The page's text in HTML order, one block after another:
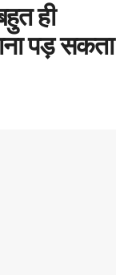
ही
पड़ सकता